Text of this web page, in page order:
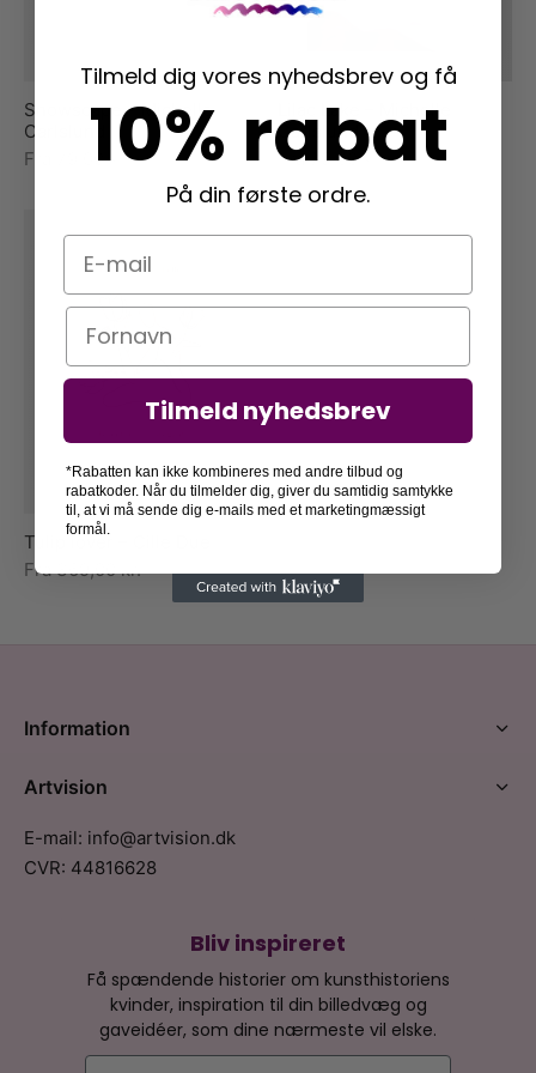
Snowscape – Michelle
Carlslund
Fra
79,00kr.
Lilac Lake – Michelle
Carlslund
Fra 79,00kr.
Tulip lover – Cille Due
Fra 369,00kr.
Bliv inspireret
Få spændende historier om kunsthistoriens
kvinder, inspiration til din billedvæg og
gaveidéer, som dine nærmeste vil elske.
Information
Artvision
E-mail: info@artvision.dk
CVR: 44816628
Tilmeld dig vores nyhedsbrev og få
10% rabat
På din første ordre.
E-mail
Navn
Tilmeld nyhedsbrev
*Rabatten kan ikke kombineres med andre tilbud og
rabatkoder. Når du tilmelder dig, giver du samtidig samtykke
til, at vi må sende dig e-mails med et marketingmæssigt
formål.